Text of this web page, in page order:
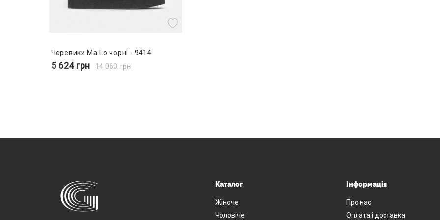
Черевики Ma Lo чорні - 9414
5 624грн 14 060грн
Каталог
Жіноче
Чоловіче
Інформація
Про нас
Оплата і доставка